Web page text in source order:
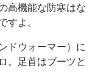
高機能な防寒はな
すよ。
ドウォーマー）に
。足首はブーツと